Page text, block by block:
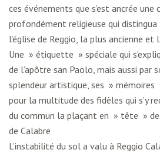
ces événements que s’est ancrée une
profondément religieuse qui
l’église de Reggio, la plus ancienne
Une » étiquette » spéciale qui
de l’apôtre san Paolo, mais aussi par
splendeur artistique, ses » mémoires
pour la multitude des fidèles qui s’y
du commun la plaçant en » tête »
de Calabre
L’instabilité du sol a valu à Reggio